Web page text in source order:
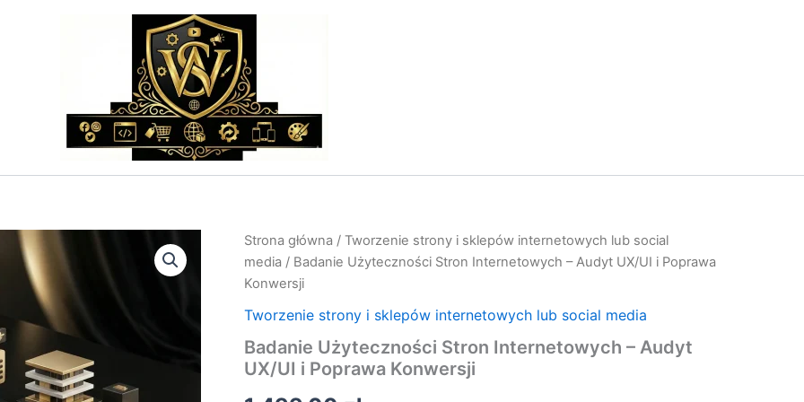
Strona główna / Tworzenie strony i sklepów internetowych lub social
media / Badanie Użyteczności Stron Internetowych – Audyt UX/UI i Poprawa
Konwersji
Tworzenie strony i sklepów internetowych lub social media
Badanie Użyteczności Stron Internetowych – Audyt
UX/UI i Poprawa Konwersji
ilość
Badanie
Użyteczności
Stron
Internetowych
Audyt
UX/UI
Poprawa